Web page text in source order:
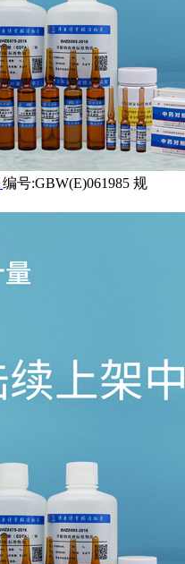
编号:GBW(E)061985 规